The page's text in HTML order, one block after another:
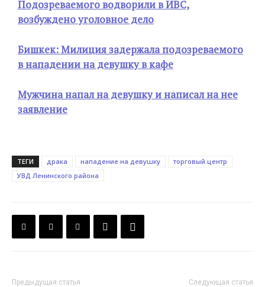
Подозреваемого водворили в ИВС,
возбуждено уголовное дело
Бишкек: Милиция задержала подозреваемого
в нападении на девушку в кафе
Мужчина напал на девушку и написал на нее
заявление
ТЕГИ драка нападение на девушку
торговый центр
УВД Ленинского района
Предыдущая статья Следующая статья